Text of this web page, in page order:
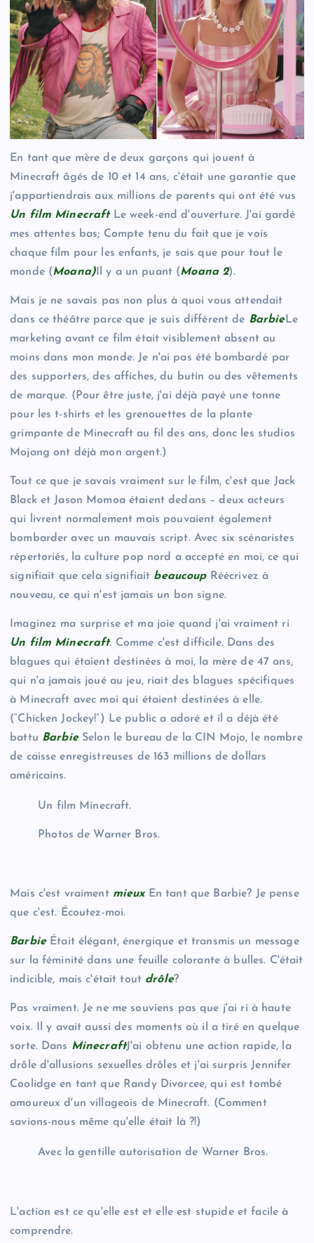
En tant que mère de deux garçons qui jouent à
Minecraft âgés de 10 et 14 ans, c'était une garantie que
j'appartiendrais aux millions de parents qui ont été vus
Un film MinecraftLe week-end d'ouverture. J'ai gardé
mes attentes bas; Compte tenu du fait que je vois
chaque film pour les enfants, je sais que pour tout le
monde (Moana)Il y a un puant (Moana 2).
Mais je ne savais pas non plus à quoi vous attendait
dans ce théâtre parce que je suis différent de BarbieLe
marketing avant ce film était visiblement absent au
moins dans mon monde. Je n'ai pas été bombardé par
des supporters, des affiches, du butin ou des vêtements
de marque. (Pour être juste, j'ai déjà payé une tonne
pour les t-shirts et les grenouettes de la plante
grimpante de Minecraft au fil des ans, donc les studios
Mojang ont déjà mon argent.)
Tout ce que je savais vraiment sur le film, c'est que Jack
Black et Jason Momoa étaient dedans – deux acteurs
qui livrent normalement mais pouvaient également
bombarder avec un mauvais script. Avec six scénaristes
répertoriés, la culture pop nord a accepté en moi, ce qui
signifiait que cela signifiait beaucoupRéécrivez à
nouveau, ce qui n'est jamais un bon signe.
Imaginez ma surprise et ma joie quand j'ai vraiment ri
Un film Minecraft. Comme c'est difficile. Dans des
blagues qui étaient destinées à moi, la mère de 47 ans,
qui n'a jamais joué au jeu, riait des blagues spécifiques
à Minecraft avec moi qui étaient destinées à elle.
(“Chicken Jockey!”) Le public a adoré et il a déjà été
battu BarbieSelon le bureau de la CIN Mojo, le nombre
de caisse enregistreuses de 163 millions de dollars
américains.
Un film Minecraft.
Photos de Warner Bros.
Mais c'est vraiment mieux En tant que Barbie? Je pense
que c'est. Écoutez-moi.
BarbieÉtait élégant, énergique et transmis un message
sur la féminité dans une feuille colorante à bulles. C'était
indicible, mais c'était tout drôle?
Pas vraiment. Je ne me souviens pas que j'ai ri à haute
voix. Il y avait aussi des moments où il a tiré en quelque
sorte. Dans MinecraftJ'ai obtenu une action rapide, la
drôle d'allusions sexuelles drôles et j'ai surpris Jennifer
Coolidge en tant que Randy Divorcee, qui est tombé
amoureux d'un villageois de Minecraft. (Comment
savions-nous même qu'elle était là ?!)
Avec la gentille autorisation de Warner Bros.
L'action est ce qu'elle est et elle est stupide et facile à
comprendre.